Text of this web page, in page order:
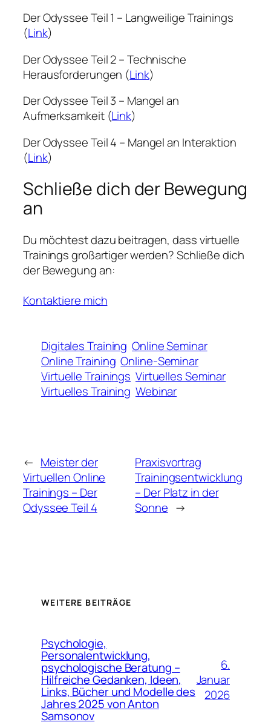
Der Odyssee Teil 1 – Langweilige Trainings
(Link)
Der Odyssee Teil 2 – Technische
Herausforderungen (Link)
Der Odyssee Teil 3 – Mangel an
Aufmerksamkeit (Link)
Der Odyssee Teil 4 – Mangel an Interaktion
(Link)
Schließe dich der Bewegung
an
Du möchtest dazu beitragen, dass virtuelle
Trainings großartiger werden? Schließe dich
der Bewegung an:
Kontaktiere mich
Digitales Training Online Seminar
Online Training Online-Seminar
Virtuelle Trainings Virtuelles Seminar
Virtuelles Training Webinar
← Meister der
Virtuellen Online
Trainings – Der
Odyssee Teil 4
Praxisvortrag
Trainingsentwicklung
– Der Platz in der
Sonne →
WEITERE BEITRÄGE
Psychologie,
Personalentwicklung,
psychologische Beratung –
Hilfreiche Gedanken, Ideen,
Links, Bücher und Modelle des
Jahres 2025 von Anton
Samsonov
6.
Januar
2026